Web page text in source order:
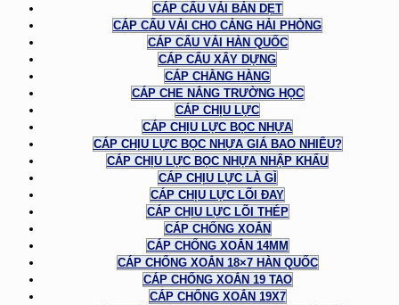
CÁP CẨU VẢI BẢN DẸT
CÁP CẨU VẢI CHO CẢNG HẢI PHÒNG
CÁP CẨU VẢI HÀN QUỐC
CÁP CẨU XÂY DỰNG
CÁP CHẰNG HÀNG
CÁP CHE NẮNG TRƯỜNG HỌC
CÁP CHỊU LỰC
CÁP CHỊU LỰC BỌC NHỰA
CÁP CHỊU LỰC BỌC NHỰA GIÁ BAO NHIÊU?
CÁP CHỊU LỰC BỌC NHỰA NHẬP KHẨU
CÁP CHỊU LỰC LÀ GÌ
CÁP CHỊU LỰC LÕI ĐAY
CÁP CHỊU LỰC LÕI THÉP
CÁP CHỐNG XOẮN
CÁP CHỐNG XOẮN 14MM
CÁP CHỐNG XOẮN 18×7 HÀN QUỐC
CÁP CHỐNG XOẮN 19 TAO
CÁP CHỐNG XOẮN 19X7